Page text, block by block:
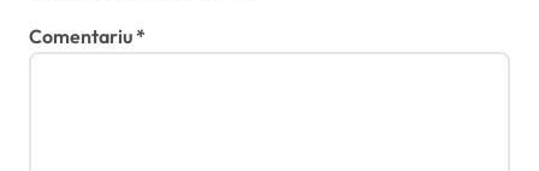
Comentariu*